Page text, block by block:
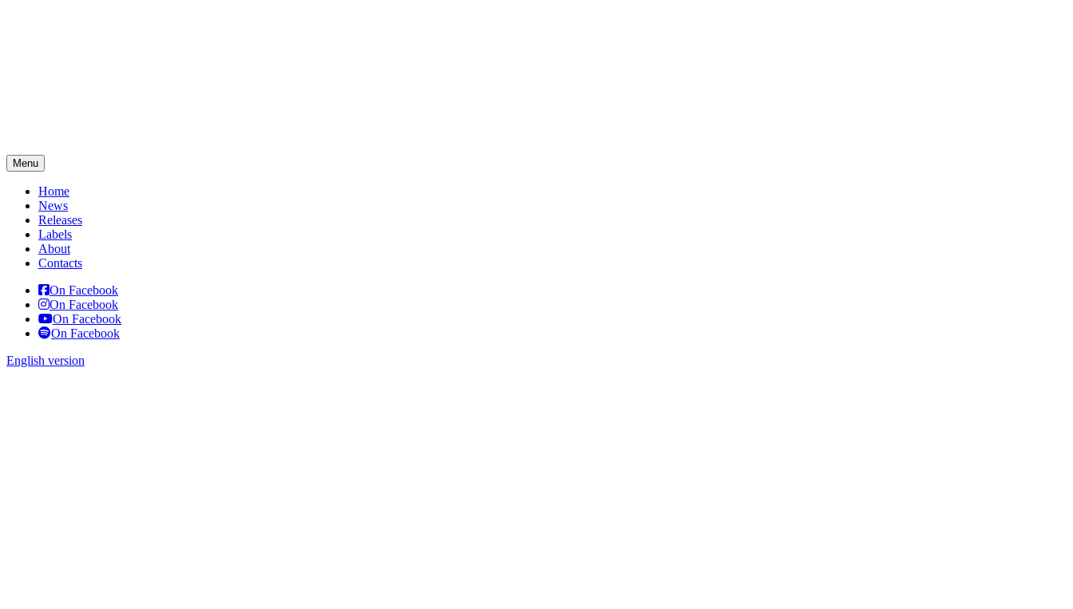
Menu
Home
News
Releases
Labels
About
Contacts
On Facebook
On Facebook
On Facebook
On Facebook
English version